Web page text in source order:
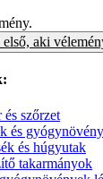
aki
szőrzet
és
és húgyutak
takarmányok